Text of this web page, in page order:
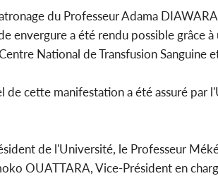
du Professeur Adama
envergure a été rendu possible grâce
National de Transfusion
cette manifestation a été assuré par
de l'Université, le Professeur
OUATTARA, Vice-Président en